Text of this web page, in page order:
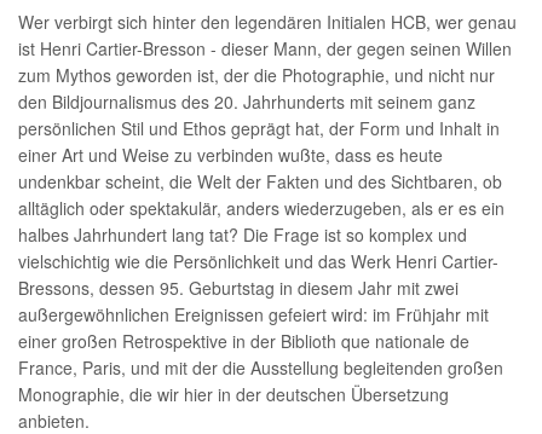
Wer verbirgt sich hinter den legendären Initialen HCB, wer genau
ist Henri Cartier-Bresson - dieser Mann, der gegen seinen Willen
zum Mythos geworden ist, der die Photographie, und nicht nur
den Bildjournalismus des 20. Jahrhunderts mit seinem ganz
persönlichen Stil und Ethos geprägt hat, der Form und Inhalt in
einer Art und Weise zu verbinden wußte, dass es heute
undenkbar scheint, die Welt der Fakten und des Sichtbaren, ob
alltäglich oder spektakulär, anders wiederzugeben, als er es ein
halbes Jahrhundert lang tat? Die Frage ist so komplex und
vielschichtig wie die Persönlichkeit und das Werk Henri Cartier-
Bressons, dessen 95. Geburtstag in diesem Jahr mit zwei
außergewöhnlichen Ereignissen gefeiert wird: im Frühjahr mit
einer großen Retrospektive in der Biblioth que nationale de
France, Paris, und mit der die Ausstellung begleitenden großen
Monographie, die wir hier in der deutschen Übersetzung
anbieten.